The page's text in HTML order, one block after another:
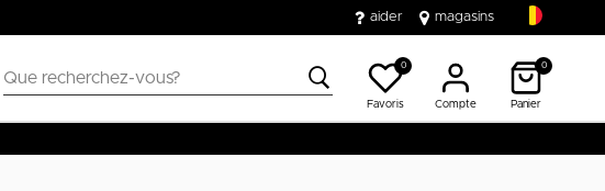
aider magasins
0
Favoris Compte
0
Panier